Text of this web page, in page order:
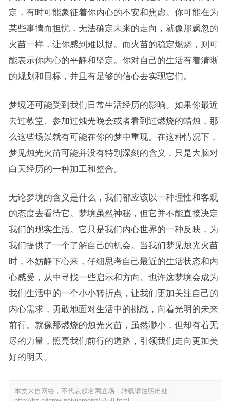
定，有时可能象征着你内心的不安和焦虑。你可能在为
某些事情而担忧，无法确定未来的走向，就像那飘忽的
火苗一样，让你感到难以捉。而火苗的稳定燃烧，则可
能表示你内心的平静和坚定。你对自己的生活有着清晰
的规划和目标，并且有足够的信心去实现它们。
梦境还可能受到我们日常生活经历的影响。如果你最近
去过教堂、参加过烛光晚会或者看到过燃烧的蜡烛，那
么这些场景就有可能在你的梦中重现。在这种情况下，
梦见烛光火苗可能并没有特别深刻的含义，只是大脑对
白天经历的一种加工和整合。
无论梦境的含义是什么，我们都应该以一种理性和客观
的态度去看待它。梦境虽然神秘，但它并不能直接决定
我们的现实生活。它只是我们内心世界的一种反映，为
我们提供了一个了解自己的机会。当我们梦见烛光火苗
时，不妨静下心来，仔细思考自己最近的生活状态和内
心感受，从中寻找一些启示和方向。也许这梦境会成为
我们生活中的一个小小转折点，让我们更加关注自己的
内心需求，勇敢地面对生活中的挑战，向着光明的未来
前行。就像那燃烧的烛光火苗，虽然渺小，但却有着无
尽的力量，照亮我们前行的道路，引领我们走向更加美
好的明天。
本文来自网络，不代表起名网立场，转载请注明出处：